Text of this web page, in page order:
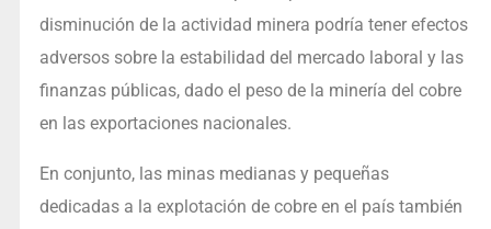
disminución de la actividad minera podría tener efectos
adversos sobre la estabilidad del mercado laboral y las
finanzas públicas, dado el peso de la minería del cobre
en las exportaciones nacionales.
En conjunto, las minas medianas y pequeñas
dedicadas a la explotación de cobre en el país también